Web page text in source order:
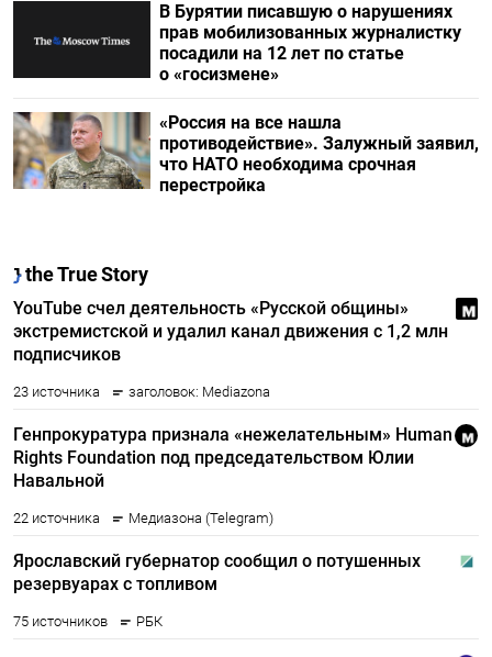
В Бурятии писавшую о нарушениях
прав мобилизованных журналистку
посадили на 12 лет по статье
о «госизмене»
«Россия на все нашла
противодействие». Залужный заявил,
что НАТО необходима срочная
перестройка